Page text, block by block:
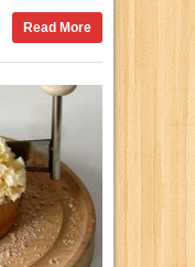
Read More